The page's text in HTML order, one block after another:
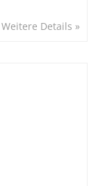
Weitere Details »